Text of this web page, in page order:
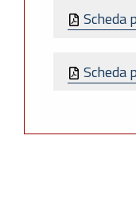
Scheda
Scheda